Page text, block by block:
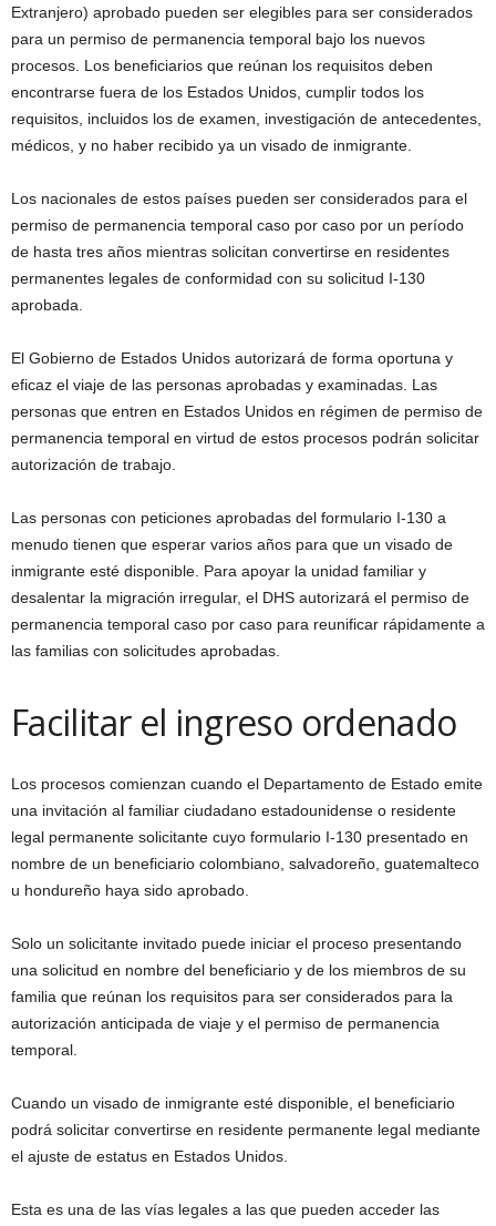
Extranjero) aprobado pueden ser elegibles para ser considerados
para un permiso de permanencia temporal bajo los nuevos
procesos. Los beneficiarios que reúnan los requisitos deben
encontrarse fuera de los Estados Unidos, cumplir todos los
requisitos, incluidos los de examen, investigación de antecedentes,
médicos, y no haber recibido ya un visado de inmigrante.
Los nacionales de estos países pueden ser considerados para el
permiso de permanencia temporal caso por caso por un período
de hasta tres años mientras solicitan convertirse en residentes
permanentes legales de conformidad con su solicitud I-130
aprobada.
El Gobierno de Estados Unidos autorizará de forma oportuna y
eficaz el viaje de las personas aprobadas y examinadas. Las
personas que entren en Estados Unidos en régimen de permiso de
permanencia temporal en virtud de estos procesos podrán solicitar
autorización de trabajo.
Las personas con peticiones aprobadas del formulario I-130 a
menudo tienen que esperar varios años para que un visado de
inmigrante esté disponible. Para apoyar la unidad familiar y
desalentar la migración irregular, el DHS autorizará el permiso de
permanencia temporal caso por caso para reunificar rápidamente a
las familias con solicitudes aprobadas.
Facilitar el ingreso ordenado
Los procesos comienzan cuando el Departamento de Estado emite
una invitación al familiar ciudadano estadounidense o residente
legal permanente solicitante cuyo formulario I-130 presentado en
nombre de un beneficiario colombiano, salvadoreño, guatemalteco
u hondureño haya sido aprobado.
Solo un solicitante invitado puede iniciar el proceso presentando
una solicitud en nombre del beneficiario y de los miembros de su
familia que reúnan los requisitos para ser considerados para la
autorización anticipada de viaje y el permiso de permanencia
temporal.
Cuando un visado de inmigrante esté disponible, el beneficiario
podrá solicitar convertirse en residente permanente legal mediante
el ajuste de estatus en Estados Unidos.
Esta es una de las vías legales a las que pueden acceder las